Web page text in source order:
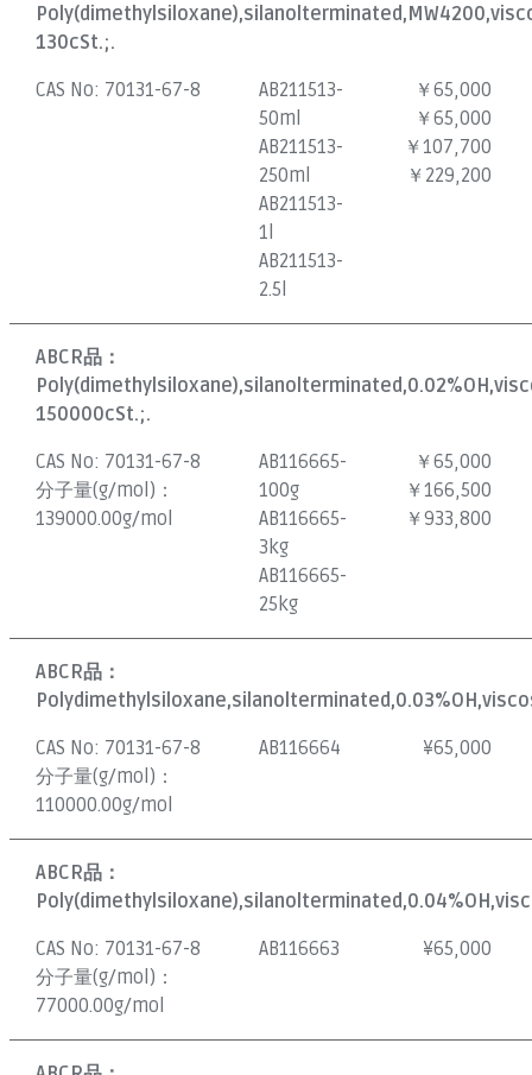
130cSt.;.
CAS No: 70131-67-8
AB211513-
50ml
AB211513-
250ml
AB211513-
1l
AB211513-
2.5l
￥65,000
￥65,000
￥107,700
￥229,200
ABCR品：
150000cSt.;.
CAS No: 70131-67-8
分子量(g/mol)：
139000.00g/mol
AB116665-
100g
AB116665-
3kg
AB116665-
25kg
￥65,000
￥166,500
￥933,800
ABCR品：
CAS No: 70131-67-8
分子量(g/mol)：
110000.00g/mol
AB116664 ¥65,000
ABCR品：
CAS No: 70131-67-8
分子量(g/mol)：
77000.00g/mol
AB116663 ¥65,000